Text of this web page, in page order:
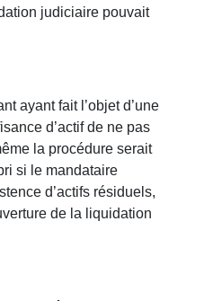
judiciaire pouvait
ayant fait l’objet d’une
d’actif de ne pas
la procédure serait
si le mandataire
d’actifs résiduels,
de la liquidation